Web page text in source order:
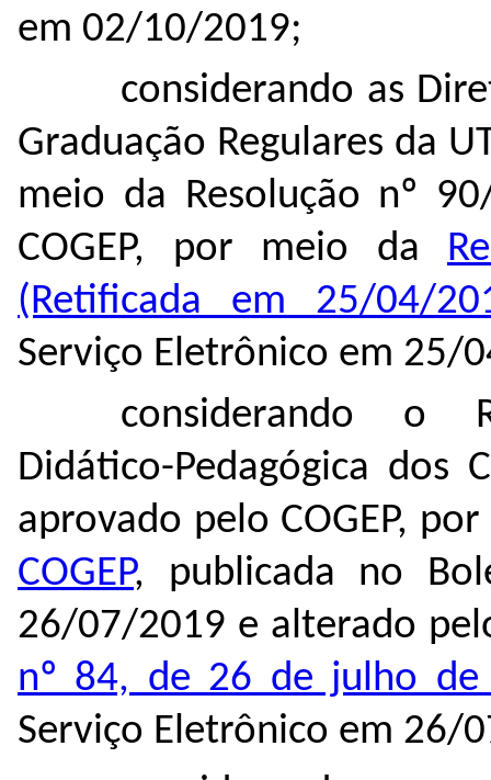
em 02/10/2019;
considerando as
Graduação Regulares da
meio da Resolução nº
COGEP, por meio da
(Retificada em 25/04/
Serviço Eletrônico em 25/
considerando o
Didático-Pedagógica dos
aprovado pelo COGEP,
COGEP, publicada no
26/07/2019 e alterado
nº 84, de 26 de julho de
Serviço Eletrônico em 26/